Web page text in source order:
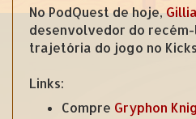
No PodQuest de hoje,
desenvolvedor do
trajetória do jogo no
Links:
Compre Gryphon